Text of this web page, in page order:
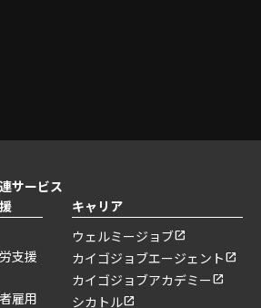
サービス
支援
雇用
キャリア
ウェルミージョブ
カイゴジョブエージェント
カイゴジョブアカデミー
シカトル